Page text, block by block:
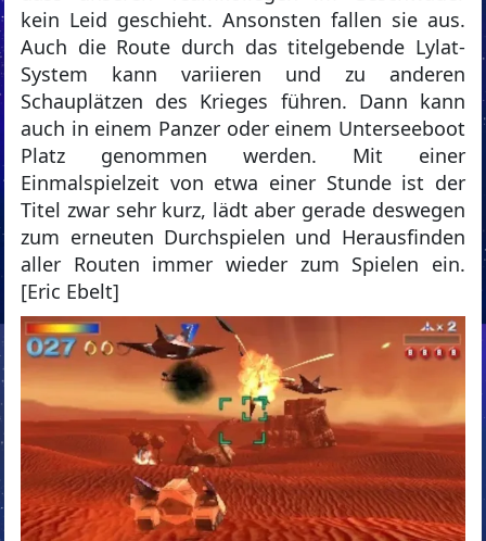
kein Leid geschieht. Ansonsten fallen sie aus.
Auch die Route durch das titelgebende Lylat-
System kann variieren und zu anderen
Schauplätzen des Krieges führen. Dann kann
auch in einem Panzer oder einem Unterseeboot
Platz genommen werden. Mit einer
Einmalspielzeit von etwa einer Stunde ist der
Titel zwar sehr kurz, lädt aber gerade deswegen
zum erneuten Durchspielen und Herausfinden
aller Routen immer wieder zum Spielen ein.
[Eric Ebelt]